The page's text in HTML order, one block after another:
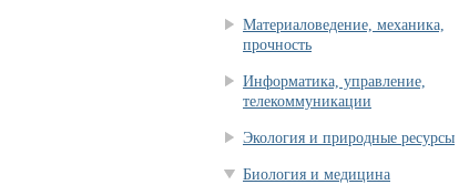
Материаловедение, механика,
прочность
Информатика, управление,
телекоммуникации
Экология и природные ресурсы
Биология и медицина